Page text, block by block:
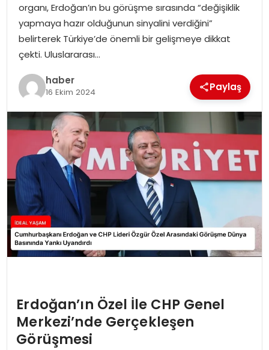
organı, Erdoğan’ın bu görüşme sırasında “değişiklik
yapmaya hazır olduğunun sinyalini verdiğini”
belirterek Türkiye’de önemli bir gelişmeye dikkat
çekti. Uluslararası…
haber
16 Ekim 2024 Paylaş
Erdoğan’ın Özel İle CHP Genel
Merkezi’nde Gerçekleşen
Görüşmesi